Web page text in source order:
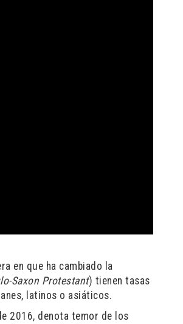
en que ha cambiado la
Saxon Protestant) tienen tasas
latinos o asiáticos.
2016, denota temor de los